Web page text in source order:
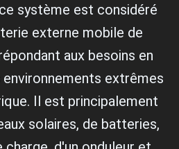
système est considéré
externe mobile de
aux besoins en
extrêmes
Il est principalement
solaires, de batteries,